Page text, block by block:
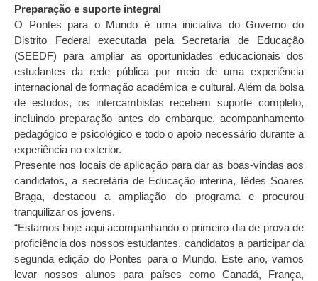
Preparação e suporte integral
O Pontes para o Mundo é uma iniciativa do Governo do
Distrito Federal executada pela Secretaria de Educação
(SEEDF) para ampliar as oportunidades educacionais dos
estudantes da rede pública por meio de uma experiência
internacional de formação acadêmica e cultural. Além da bolsa
de estudos, os intercambistas recebem suporte completo,
incluindo preparação antes do embarque, acompanhamento
pedagógico e psicológico e todo o apoio necessário durante a
experiência no exterior.
Presente nos locais de aplicação para dar as boas-vindas aos
candidatos, a secretária de Educação interina, Iêdes Soares
Braga, destacou a ampliação do programa e procurou
tranquilizar os jovens.
“Estamos hoje aqui acompanhando o primeiro dia de prova de
proficiência dos nossos estudantes, candidatos a participar da
segunda edição do Pontes para o Mundo. Este ano, vamos
levar nossos alunos para países como Canadá, França,